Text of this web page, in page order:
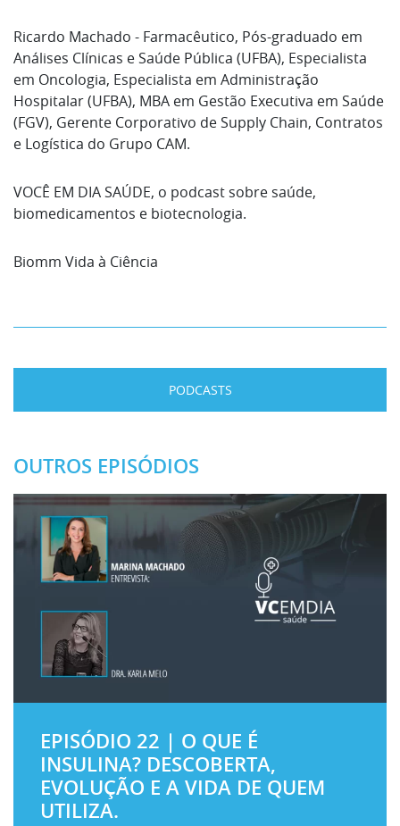
Ricardo Machado - Farmacêutico, Pós-graduado em
Análises Clínicas e Saúde Pública (UFBA), Especialista
em Oncologia, Especialista em Administração
Hospitalar (UFBA), MBA em Gestão Executiva em Saúde
(FGV), Gerente Corporativo de Supply Chain, Contratos
e Logística do Grupo CAM.
VOCÊ EM DIA SAÚDE, o podcast sobre saúde,
biomedicamentos e biotecnologia.
Biomm Vida à Ciência
PODCASTS
OUTROS EPISÓDIOS
EPISÓDIO 22 | O QUE É
INSULINA? DESCOBERTA,
EVOLUÇÃO E A VIDA DE QUEM
UTILIZA.